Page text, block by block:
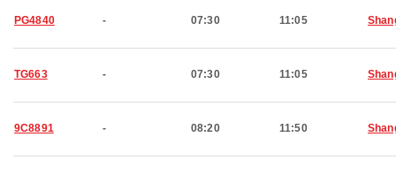
PG4840 - 07:30 11:05
TG663 - 07:30 11:05
9C8891 - 08:20 11:50